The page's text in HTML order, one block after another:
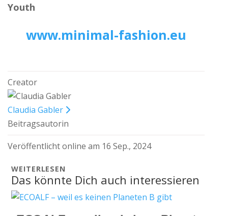
Youth
www.minimal-fashion.eu
Creator
Claudia Gabler
Beitragsautorin
Veröffentlicht online am 16 Sep., 2024
WEITERLESEN
Das könnte Dich auch interessieren